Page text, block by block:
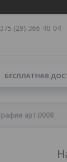
(29) 366-40-04
БЕСПЛАТНАЯ
арт.0008